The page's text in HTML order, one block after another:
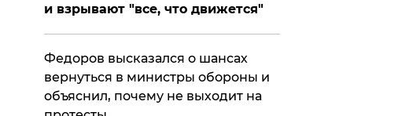
и взрывают "все, что движется"
Федоров высказался о шансах
вернуться в министры обороны и
объяснил, почему не выходит на